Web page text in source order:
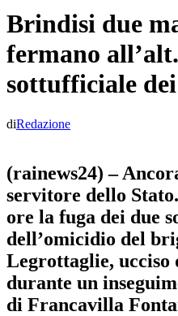
Brindisi due
fermano
sottufficiale
diRedazione
(rainews24) –
servitore dello
ore la fuga dei due
dell’omicidio del
Legrottaglie, ucciso
durante un
di Francavilla